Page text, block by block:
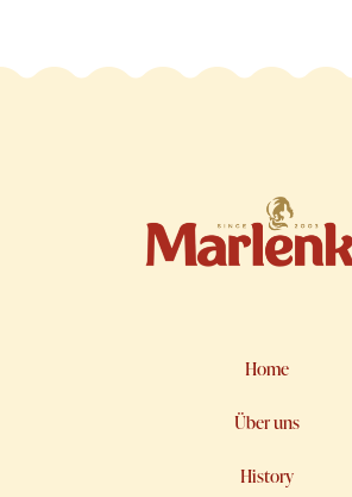
Home
Über uns
History